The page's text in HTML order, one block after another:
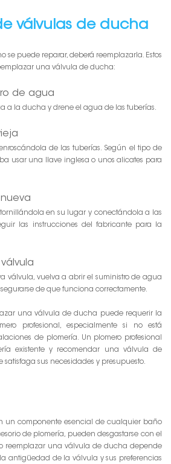
válvulas de ducha
se puede reparar, deberá reemplazarla. Estos
una válvula de ducha:
de agua
a la ducha y drene el agua de las tuberías.
de las tuberías. Según el tipo de
usar una llave inglesa o unos alicates para
en su lugar y conectándola a las
las instrucciones del fabricante para la
válvula, vuelva a abrir el suministro de agua
de que funciona correctamente.
una válvula de ducha puede requerir la
profesional, especialmente si no está
de plomería. Un plomero profesional
existente y recomendar una válvula de
sus necesidades y presupuesto.
un componente esencial de cualquier baño
de plomería, pueden desgastarse con el
reemplazar una válvula de ducha depende
antigüedad de la válvula y sus preferencias